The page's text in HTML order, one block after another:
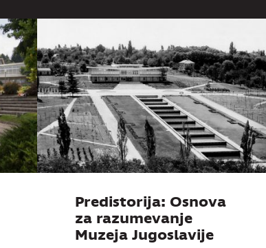
Predistorija: Osnova
za razumevanje
Muzeja Jugoslavije